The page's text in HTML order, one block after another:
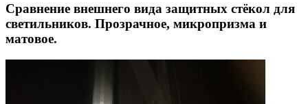
Сравнение внешнего вида защитных стёкол для
светильников. Прозрачное, микропризма и
матовое.